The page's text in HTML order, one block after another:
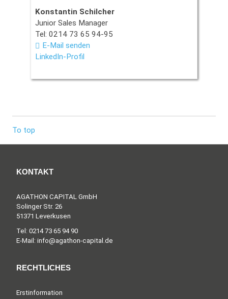
Konstantin Schilcher
Junior Sales Manager
Tel: 0214 73 65 94-95
E-Mail senden
LinkedIn-Profil
To top
KONTAKT
AGATHON CAPITAL GmbH
Solinger Str. 26
51371 Leverkusen
Tel: 0214 73 65 94 90
E-Mail: info@agathon-capital.de
RECHTLICHES
Erstinformation